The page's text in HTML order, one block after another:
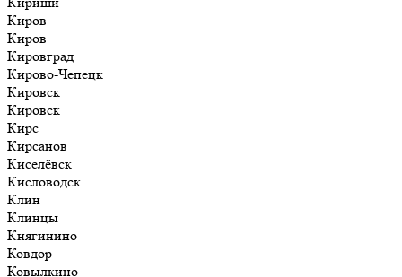
Киров
Киров
Кировград
Кирово-Чепецк
Кировск
Кировск
Кирс
Кирсанов
Киселёвск
Кисловодск
Клин
Клинцы
Княгинино
Ковдор
Ковылкино